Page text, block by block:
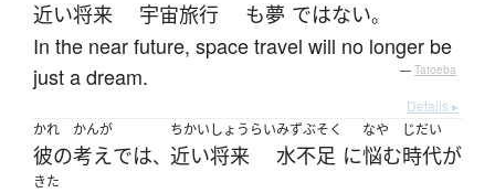
近い将来 宇宙旅行 も夢 ではない。
In the near future, space travel will no longer be
just a dream.
— Tatoeba
Details ▸
かれ
彼の
かんが
考えでは、
ちかいしょうらい
近い将来
みずぶそく
水不足 に
なや
悩む
じだい
時代が
きた